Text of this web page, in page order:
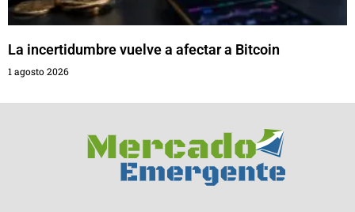
La incertidumbre vuelve a afectar a Bitcoin
1 agosto 2026